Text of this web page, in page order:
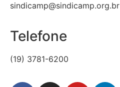
sindicamp@sindicamp.org.br
Telefone
(19) 3781-6200